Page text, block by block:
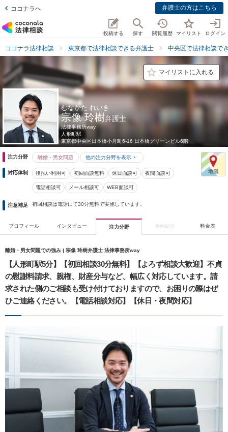
ココナラへ 弁護士の方はこちら
投稿する 探す 閲覧履歴 マイリスト ログイン
ココナラ法律相談 東京都で法律相談できる弁護士 中央区で法律相談で
マイリストに入れる
むなかた れいき
宗像 玲樹弁護士
法律事務所way
人形町駅
東京都中央区日本橋小舟町6-16 日本橋グリーンビル6階
注力分野 離婚・男女問題 他の注力分野を表示
対応体制 後払い利用可 初回面談無料 休日面談可 夜間面談可
電話相談可 メール相談可 WEB面談可
注意補足 初回相談は電話にて30分無料で実施しています。
プロフィール インタビュー 注力分野 事例紹介 料金表
離婚・男女問題での強み | 宗像 玲樹弁護士 法律事務所way
【人形町駅5分】【初回相談30分無料】【よろず相談大歓迎】不貞
の慰謝料請求、親権、財産分与など、幅広く対応しています。請
求された側のご相談も受け付けておりますので、お困りの際はぜ
ひご連絡ください。【電話相談対応】【休日・夜間対応】